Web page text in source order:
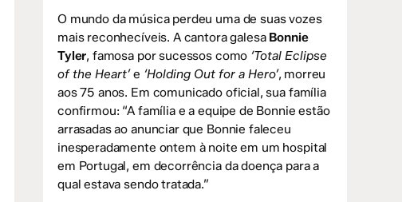
O mundo da música perdeu uma de suas vozes
mais reconhecíveis. A cantora galesa Bonnie
Tyler, famosa por sucessos como ‘Total Eclipse
of the Heart’e ‘Holding Out for a Hero’, morreu
aos 75 anos. Em comunicado oficial, sua família
confirmou: “A família e a equipe de Bonnie estão
arrasadas ao anunciar que Bonnie faleceu
inesperadamente ontem à noite em um hospital
em Portugal, em decorrência da doença para a
qual estava sendo tratada.”